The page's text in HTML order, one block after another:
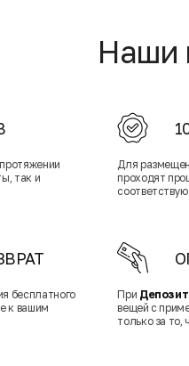
Наши
так и
Для
проходят
бесплатного
к вашим
При
вещей с
только за то,